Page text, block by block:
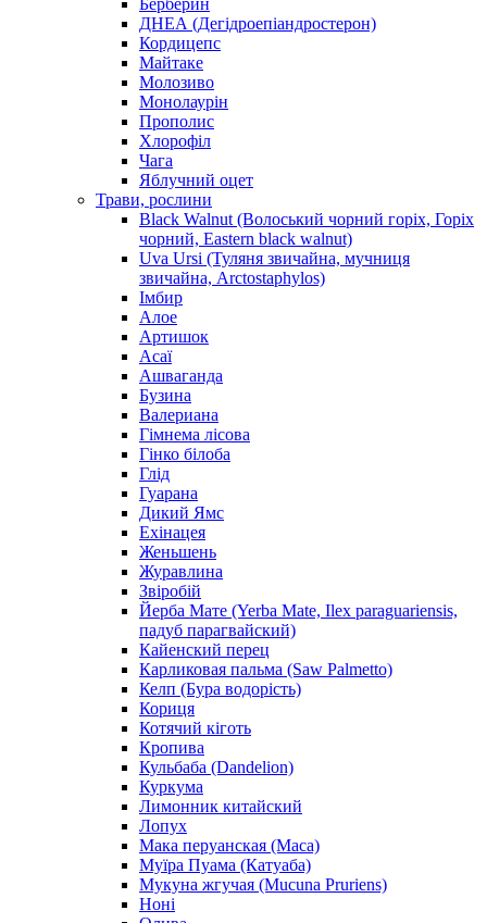
ДНЕА (Дегідроепіандростерон)
Кордицепс
Майтаке
Молозиво
Монолаурін
Прополис
Хлорофіл
Чага
Яблучний оцет
Трави, рослини
Black Walnut (Волоський чорний горіх, Горіх
чорний, Eastern black walnut)
Uva Ursi (Туляня звичайна, мучниця
звичайна, Arctostaphylos)
Імбир
Алое
Артишок
Асаї
Ашваганда
Бузина
Валериана
Гімнема лісова
Гінко білоба
Глід
Гуарана
Дикий Ямс
Ехінацея
Женьшень
Журавлина
Звіробій
Йерба Мате (Yerba Mate, Ilex paraguariensis,
падуб парагвайский)
Кайенский перец
Карликовая пальма (Saw Palmetto)
Келп (Бура водорість)
Кориця
Котячий кіготь
Кропива
Кульбаба (Dandelion)
Куркума
Лимонник китайский
Лопух
Мака перуанская (Maca)
Муїра Пуама (Катуаба)
Мукуна жгучая (Mucuna Pruriens)
Ноні